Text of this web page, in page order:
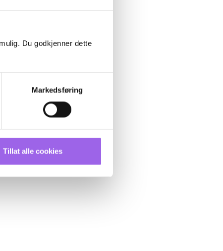
Du godkjenner dette
Markedsføring
Tillat alle cookies